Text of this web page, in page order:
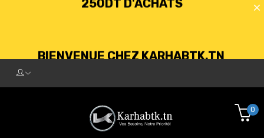
LIVRAISON GRATUITE À PARTIR DE
0